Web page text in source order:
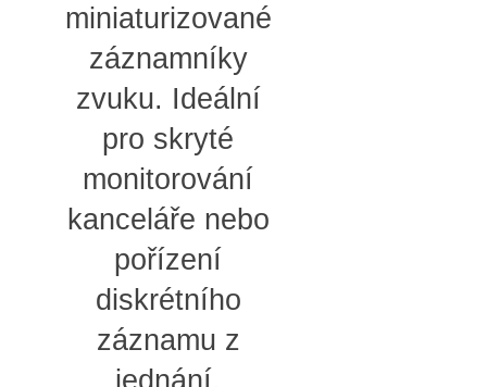
miniaturizované
záznamníky
zvuku. Ideální
pro skryté
monitorování
kanceláře nebo
pořízení
diskrétního
záznamu z
jednání.